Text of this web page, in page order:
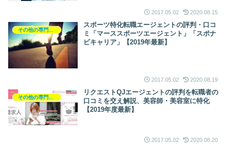
2017.05.02 2020.08.15
スポーツ特化転職エージェントの評判・口コ
ミ「マーススポーツエージェント」「スポナ
ビキャリア」【2019年最新】
2017.05.02 2020.08.19
リクエストQJエージェントの評判を転職者の
口コミを交え解説、美容師・美容室に特化
【2019年度最新】
2017.05.02 2020.08.20